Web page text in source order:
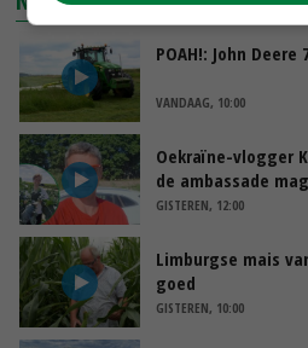
POAH!: John Deere
VANDAAG, 10:00
Oekraïne-vlogger
de ambassade
GISTEREN, 12:00
Limburgse mais
goed
GISTEREN, 10:00